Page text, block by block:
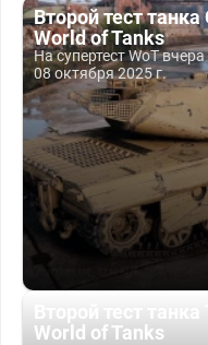
Второй тест
World of Tanks
На супертест WoT
08 октября 2025 г.
World of Tanks